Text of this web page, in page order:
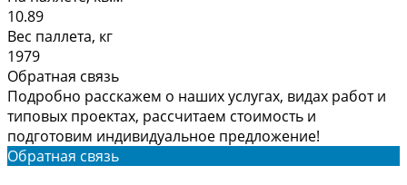
10.89
Вес паллета, кг
1979
Обратная связь
Подробно расскажем о наших услугах, видах работ и
типовых проектах, рассчитаем стоимость и
подготовим индивидуальное предложение!
Обратная связь